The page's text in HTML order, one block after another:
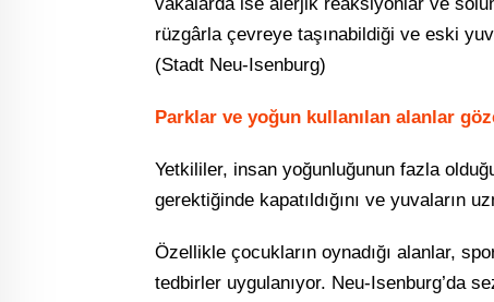
rüzgârla çevreye taşınabildiği ve eski
(Stadt Neu-Isenburg⁠)
Parklar ve yoğun kullanılan alanlar
Yetkililer, insan yoğunluğunun fazla
gerektiğinde kapatıldığını ve yuvaların
Özellikle çocukların oynadığı alanlar,
tedbirler uygulanıyor. Neu-Isenburg’da